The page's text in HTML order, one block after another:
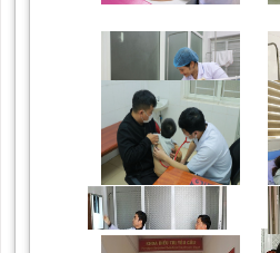
Chăm sóc mẹ và bé sơ
sinh
Chiếu tia Plasma lạnh hỗ
trợ điều trị vết thương